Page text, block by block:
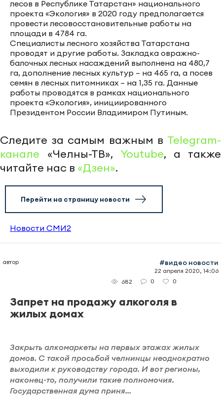
лесов в Республике Татарстан» национального
проекта «Экология» в 2020 году предполагается
провести лесовосстановительные работы на
площади в 4784 га.
Специалисты лесного хозяйства Татарстана
проводят и другие работы. Закладка овражно-
балочных лесных насаждений выполнена на 480,7
га, дополнение лесных культур – на 465 га, а посев
семян в лесных питомниках – на 1,35 га. Данные
работы проводятся в рамках национального
проекта «Экология», инициированного
Президентом России Владимиром Путиным.
Следите за самым важным в Telegram-
канале «Челны-ТВ», Youtube, а также
читайте нас в «Дзен».
Перейти на страницу новости
Новости СМИ2
автор #видео новости
22 апреля 2020, 14:06
682
0 0
Запрет на продажу алкоголя в
жилых домах
Закрыть алкомаркеты на первых этажах жилых
домов. С такой просьбой челнинцы неоднократно
выходили к руководству города. И вот регионы,
наконец-то, получили такие полномочия.
Государственная дума приня...